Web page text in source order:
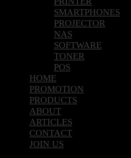
SMARTPHONES
PROJECTOR
NAS
SOFTWARE
TONER
POS
HOME
PROMOTION
PRODUCTS
ABOUT
ARTICLES
CONTACT
JOIN US